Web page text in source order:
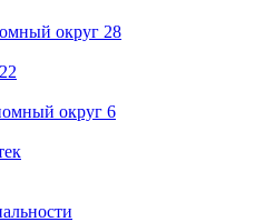
округ 28
22
округ 6